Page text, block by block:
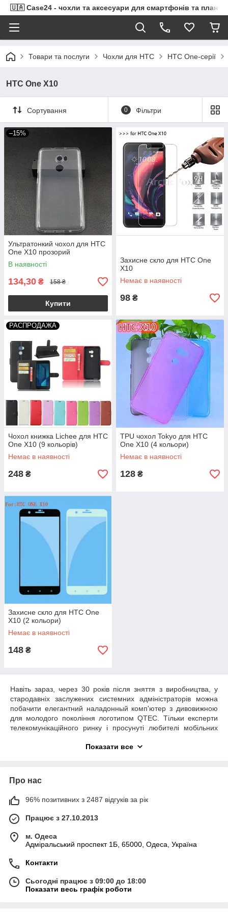
🇺🇦 Case24 - чохли та аксесуари для смартфонів та
Товари та послуги Чохли для HTC HTC One-серії
HTC One X10
Сортування 0 Фільтри
–15%
Ультратонкий чохол для HTC
One X10 прозорий
В наявності
134,30 ₴ 158 ₴
Купити
Захисне скло для HTC One
X10
Немає в наявності
98 ₴
РАСПРОДАЖА
Чохол книжка Lichee для HTC
One X10 (9 кольорів)
Немає в наявності
248 ₴
TPU чохол Tokyo для HTC
One X10 (4 кольори)
Немає в наявності
128 ₴
Захисне скло для HTC One
X10 (2 кольори)
Немає в наявності
148 ₴
Навіть зараз, через 30 років після зняття з виробництва, у
стародавніх заслужених системних адміністраторів можна
побачити елегантний наладонный комп'ютер з дивовижною
для молодого покоління логотипомQTEC . Тільки експерти
телекомунікаційного ринку і просунуті любителі мобільних
найбільш відомих виробників престижних смартфонів і
народження в далекому 1997 році минулого
століття. Перший свій комунікатор під управлінням
операційної системиGoogle Чоловічий
маркетологи гордо назвали HTC Dream, натякаючи на те, що
саме цей гаджет стане мрією кожного поважаючого себе
гика. І вони не помилилися – саме НТС Дрім став першим
пристроєм, що об'єднав в собі міць надолонного комп'ютера,
оснащеного перспективної операційної системи Андроїд, з
ставши тим, що ми зараз звично називаємо смартфоном. Ще
постійних замовників Fujitsu Siemens, Hewlett-Packard і Dell,
могла собі дозволити самі сміливі експерименти з
Показати все
Про нас
96% позитивних з 2487 відгуків за рік
Працює з 27.10.2013
м. Одеса
Адміральський проспект 1Б, 65000, Одеса, Україна
Контакти
Сьогодні працює з 09:00 до 18:00
Показати весь графік роботи